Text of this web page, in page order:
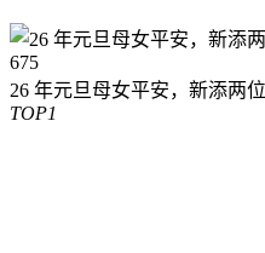
675
26 年元旦母女平安，新添两
TOP1